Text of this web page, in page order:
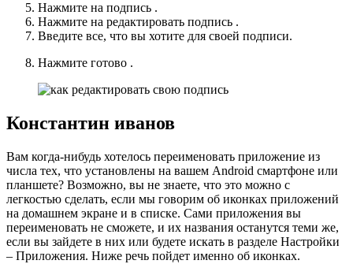
Нажмите на подпись .
Нажмите на редактировать подпись .
Введите все, что вы хотите для своей подписи.
Нажмите готово .
Константин иванов
Вам когда-нибудь хотелось переименовать приложение из
числа тех, что установлены на вашем Android смартфоне или
планшете? Возможно, вы не знаете, что это можно с
легкостью сделать, если мы говорим об иконках приложений
на домашнем экране и в списке. Сами приложения вы
переименовать не сможете, и их названия останутся теми же,
если вы зайдете в них или будете искать в разделе Настройки
– Приложения. Ниже речь пойдет именно об иконках.